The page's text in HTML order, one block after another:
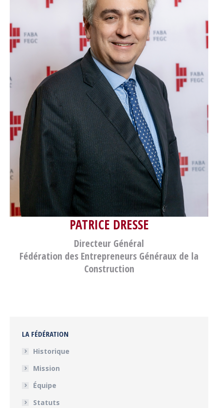
PATRICE DRESSE
Directeur Général
Fédération des Entrepreneurs Généraux de la
Construction
LA FÉDÉRATION
Historique
Mission
Équipe
Statuts